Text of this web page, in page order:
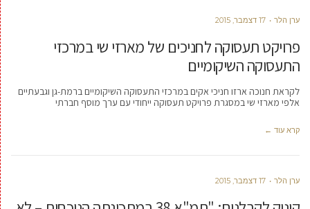
ערן הלר 17 דצמבר, 2015
פרויקט תעסוקה לחניכים של מארזי שי במרכזי
התעסוקה השיקומיים
לקראת חנוכה ארזו חניכי אקים במרכזי התעסוקה השיקומיים ברמת-גן וגבעתיים
אלפי מארזי שי במסגרת פרויקט תעסוקה ייחודי עם ערך מוסף חברתי
קרא עוד ←
ערן הלר 17 דצמבר, 2015